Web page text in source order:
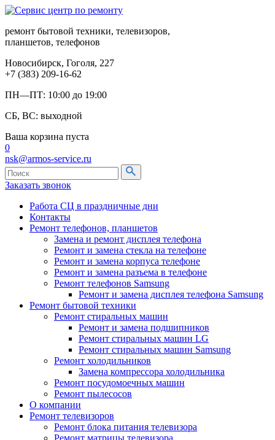
ремонт бытовой техники, телевизоров,
планшетов, телефонов
Новосибирск, Гоголя, 227
+7 (383) 209-16-62
ПН—ПТ: 10:00 до 19:00
СБ, ВС: выходной
Ваша корзина пуста
0
nsk@armos-service.ru
Заказать звонок
Работа СЦ в праздничные дни
Контакты
Ремонт телефонов, планшетов
Замена и ремонт дисплея телефона
Ремонт и замена стекла на телефоне
Ремонт и замена корпуса телефоне
Ремонт и замена разъема в телефоне
Ремонт телефонов Samsung
Ремонт и замена дисплея телефона Samsung
Ремонт бытовой техники
Ремонт стиральных машин
Ремонт и замена подшипников
Ремонт стиральных машин LG
Ремонт стиральных машин Samsung
Ремонт холодильников
Замена компрессора холодильника
Ремонт посудомоечных машин
Ремонт пылесосов
О компании
Ремонт телевизоров
Ремонт блока питания телевизора
Ремонт матрицы телевизора